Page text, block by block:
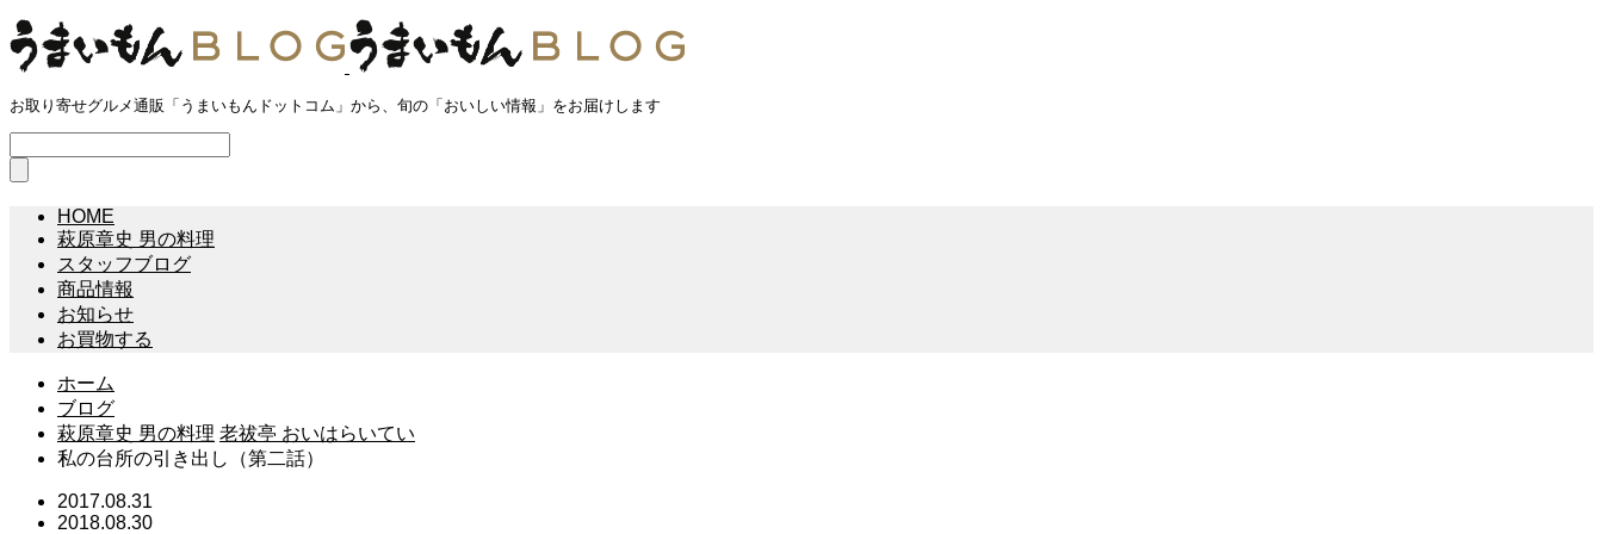
お取り寄せグルメ通販「うまいもんドットコム」から、旬の「おいしい情報」をお届けします
HOME
萩原章史 男の料理
スタッフブログ
商品情報
お知らせ
お買物する
ホーム
ブログ
萩原章史 男の料理 老祓亭 おいはらいてい
私の台所の引き出し（第二話）
2017.08.31
2018.08.30